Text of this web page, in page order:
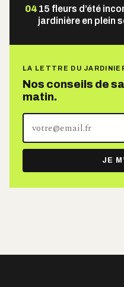
04 15 fleurs d’été
jardinière en plein
LA LETTRE DU
Nos conseils de
matin.
adresse
e-
mail
JE